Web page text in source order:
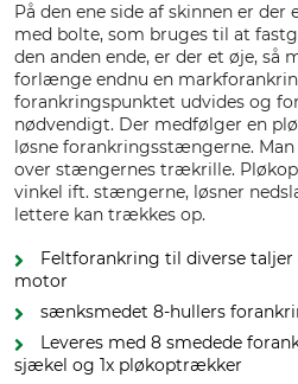
På den ene side af skinnen er
med bolte, som bruges til at
den anden ende, er der et øje, så
forlænge endnu en
forankringspunktet udvides og
nødvendigt. Der medfølger en
løsne forankringsstængerne. Man
over stængernes trækrille.
vinkel ift. stængerne, løsner
lettere kan trækkes op.
Feltforankring til diverse
motor
sænksmedet 8-hullers
Leveres med 8 smedede
sjækel og 1x pløkoptrækker